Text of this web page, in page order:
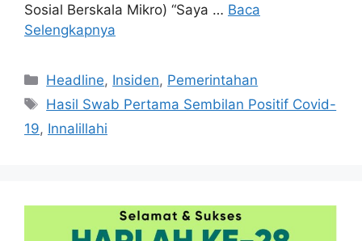
Sosial Berskala Mikro) “Saya … Baca
Selengkapnya
Kategori
Headline, Insiden, Pemerintahan
Tag
Hasil Swab Pertama Sembilan Positif Covid-
19, Innalillahi